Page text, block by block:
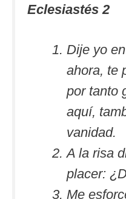
Eclesiastés 2
Dije yo
ahora, te
por tanto
aquí,
vanidad.
A la risa
placer:
Me